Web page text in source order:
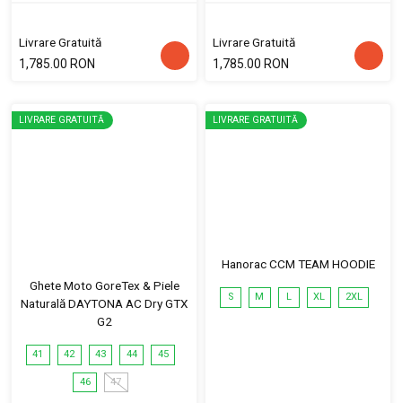
Livrare Gratuită
1,785.00 RON
Livrare Gratuită
1,785.00 RON
LIVRARE GRATUITĂ
Ghete Moto GoreTex & Piele
Naturală DAYTONA AC Dry GTX
G2
41 42 43 44 45
46 47
LIVRARE GRATUITĂ
Hanorac CCM TEAM HOODIE
S M L XL 2XL